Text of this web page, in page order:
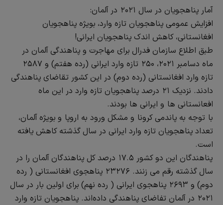
آمار پناهجویان در سال ۲۰۲۱ در آلمان:
افزایش عمومی پناهجویان تازه وارد، بویژه پناهجویان
افغانستانی، کاهش اندک پناهجویان ایرانی!
طبق اطلاع سازمان فدرال برای مهاجرت و پناهندگی آلمان در
ماه دسامبر ۲۰۲۱، ۲۵۰ تازه وارد ایرانی (‌رده هفتم) و ۲۵۸۷
تازه وارد افغانستانی (رده دوم) در این کشور تقاضای پناهندگی
دادند. نزدیک ۲۱ درصد پناهجویان تازه وارد در این‌ ماه
افعانستانی ها و ایرانی ها بودند.
با توجه به پاندمی کرونا و مشکل ورود به اروپا و بویژه آلمان،
تعداد پناهجویان تازه وارد ایرانی در سال گذشته کاهش یافته
است.
پناهندگان این دو کشور ۱۷.۵ درصد کل پناهندگان آلمان را در
سال گذشته رقم می زنند. ۲۳۲۷۶ پناهجوی افغانستانی ( رده
دوم) و ۲۶۹۳ پناهجوی ایرانی ( رده نهم) برای اولین بار در سال
۲۰۲۱ در آلمان تفاضای پناهندگی داده‌اند. پناهجویان تازه وارد